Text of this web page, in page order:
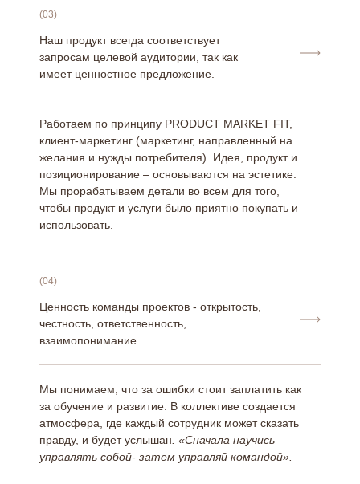
Наш продукт всегда соответствует
запросам целевой аудитории, так как
имеет ценностное предложение.
(03)
Работаем по принципу PRODUCT MARKET FIT,
клиент-маркетинг (маркетинг, направленный на
желания и нужды потребителя). Идея, продукт и
позиционирование – основываются на эстетике.
Мы прорабатываем детали во всем для того,
чтобы продукт и услуги было приятно покупать и
использовать.
Ценность команды проектов - открытость,
честность, ответственность,
взаимопонимание.
(04)
Мы понимаем, что за ошибки стоит заплатить как
за обучение и развитие. В коллективе создается
атмосфера, где каждый сотрудник может сказать
правду, и будет услышан . «Сначала научись
управлять собой- затем управляй командой».